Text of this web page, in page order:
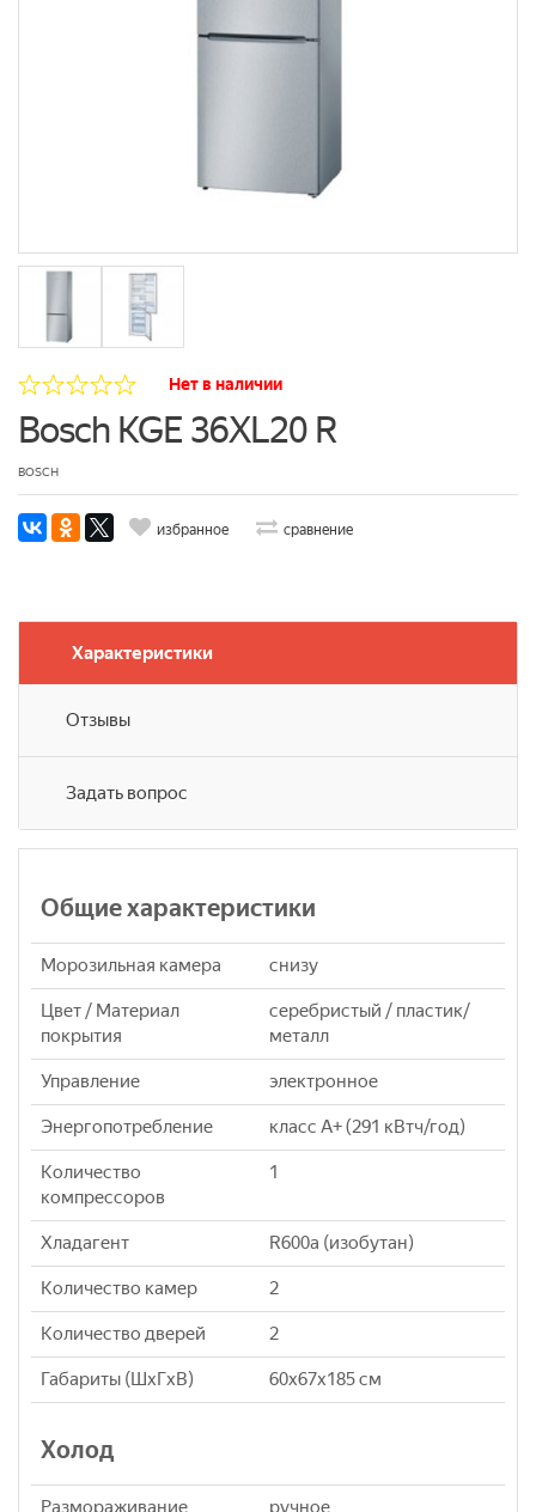
Нет в наличии
Bosch KGE 36XL20 R
BOSCH
избранное сравнение
Характеристики
Отзывы
Задать вопрос
Общие характеристики
Морозильная камера снизу
Цвет / Материал
покрытия
серебристый / пластик/
металл
Управление электронное
Энергопотребление класс A+ (291 кВтч/год)
Количество
компрессоров
1
Хладагент R600a (изобутан)
Количество камер 2
Количество дверей 2
Габариты (ШxГxВ) 60x67x185 см
Холод
Размораживание ручное